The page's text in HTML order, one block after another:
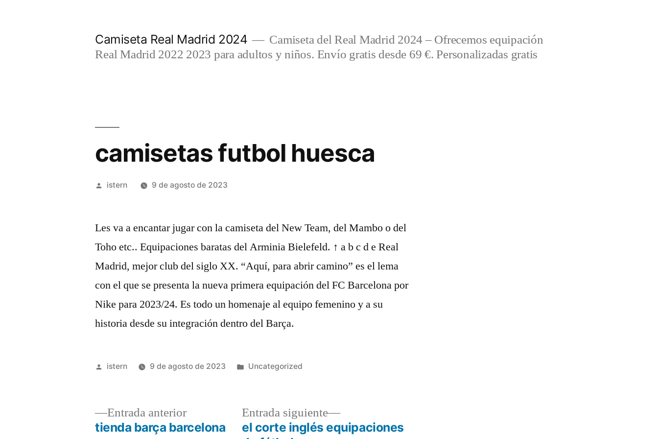
Camiseta Real Madrid 2024
Camiseta del Real Madrid 2024 – Ofrecemos equipación
Real Madrid 2022 2023 para adultos y niños. Envío gratis desde 69 €. Personalizadas gratis
camisetas futbol huesca
Publicado
istern 9 de agosto de 2023
Les va a encantar jugar con la camiseta del New Team, del Mambo o del
Toho etc.. Equipaciones baratas del Arminia Bielefeld. ↑ a b c d e Real
Madrid, mejor club del siglo XX. “Aquí, para abrir camino” es el lema
con el que se presenta la nueva primera equipación del FC Barcelona por
Nike para 2023/24. Es todo un homenaje al equipo femenino y a su
historia desde su integración dentro del Barça.
Publicado
istern 9 de agosto de 2023
Publicado
Uncategorized
Entrada anteriorEntrada
anterior:
tienda barça barcelona
Entrada siguiente
Entrada
siguiente:
el corte inglés equipaciones